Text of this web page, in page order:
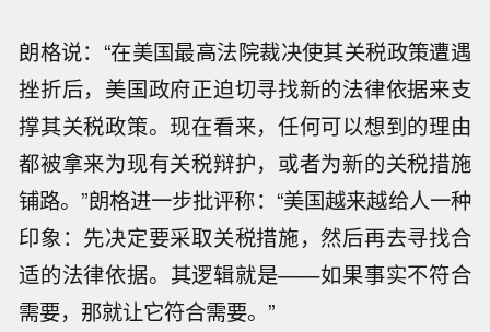
朗格说：“在美国最高法院裁决使其关税政策遭遇
挫折后，美国政府正迫切寻找新的法律依据来支
撑其关税政策。现在看来，任何可以想到的理由
都被拿来为现有关税辩护，或者为新的关税措施
铺路。”朗格进一步批评称：“美国越来越给人一种
印象：先决定要采取关税措施，然后再去寻找合
适的法律依据。其逻辑就是——如果事实不符合
需要，那就让它符合需要。”